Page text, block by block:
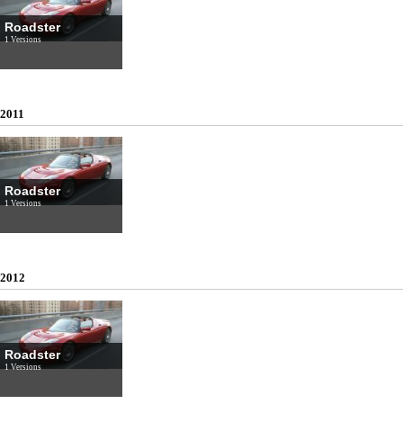
Roadster
1 Versions
2011
Roadster
1 Versions
2012
Roadster
1 Versions